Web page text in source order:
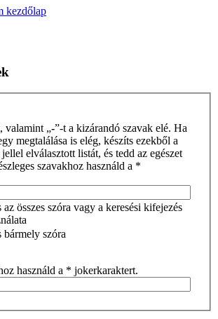
kezdőlap
valamint „-”-t a kizárandó szavak elé. Ha
megtalálása is elég, készíts ezekből a
jellel elválasztott listát, és tedd az egészet
szavakhoz használd a *
az összes szóra vagy a keresési kifejezés
bármely szóra
használd a * jokerkaraktert.